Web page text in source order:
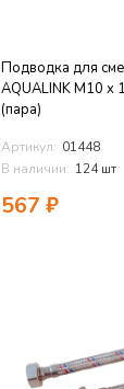
Подводка для
AQUALINK M10 x
(пара)
Артикул: 01448
В наличии: 124 шт
567 ₽